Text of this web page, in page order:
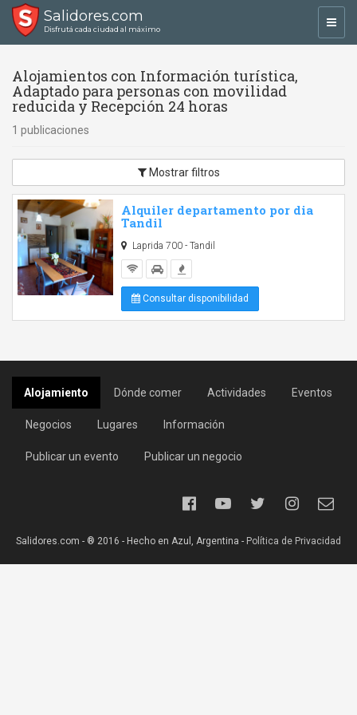
Salidores.com
Disfrutá cada ciudad al máximo
Alojamientos con Información turística,
Adaptado para personas con movilidad
reducida y Recepción 24 horas
1 publicaciones
Mostrar filtros
Alquiler departamento por dia
Tandil
Laprida 700 - Tandil
Consultar disponibilidad
Alojamiento Dónde comer Actividades Eventos
Negocios Lugares Información
Publicar un evento Publicar un negocio
Salidores.com - ® 2016 - Hecho en Azul, Argentina - Política de Privacidad